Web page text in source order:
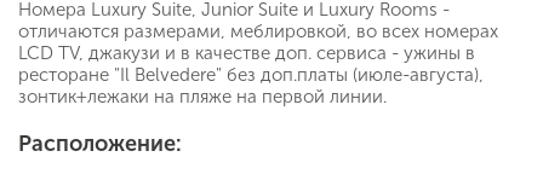
Номера Luxury Suite, Junior Suite и Luxury Rooms -
отличаются размерами, меблировкой, во всех номерах
LCD TV, джакузи и в качестве доп. сервиса - ужины в
ресторане "Il Belvedere" без доп.платы (июле-августа),
зонтик+лежаки на пляже на первой линии.
Расположение: